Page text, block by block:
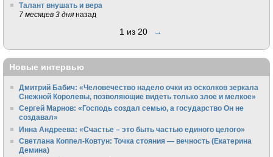
Талант внушать и вера
7 месяцев 3 дня назад
1 из 20 →
Новые интервью
Дмитрий Бабич: «Человечество надело очки из осколков зеркала
Снежной Королевы, позволяющие видеть только злое и мелкое»
Сергей Марнов: «Господь создал семью, а государство Он не
создавал»
Инна Андреева: «Счастье – это быть частью единого целого»
Светлана Коппел-Ковтун: Точка стояния — вечность (Екатерина
Демина)